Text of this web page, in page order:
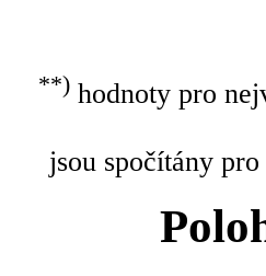
**)hodnoty pro
jsou spočítány